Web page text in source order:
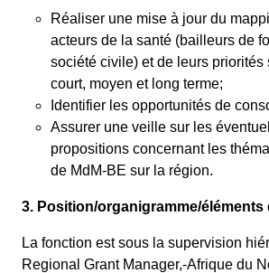
Réaliser une mise à jour du
acteurs de la santé (bailleurs de
société civile) et de leurs priorités
court, moyen et long terme;
Identifier les opportunités de
Assurer une veille sur les
propositions concernant les
de MdM-BE sur la région.
3. Position/organigramme/éléments
La fonction est sous la supervision
Regional Grant Manager,-Afrique du